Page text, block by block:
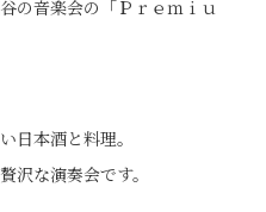
の音楽会の「Ｐｒｅｍｉｕ
日本酒と料理。
沢な演奏会です。